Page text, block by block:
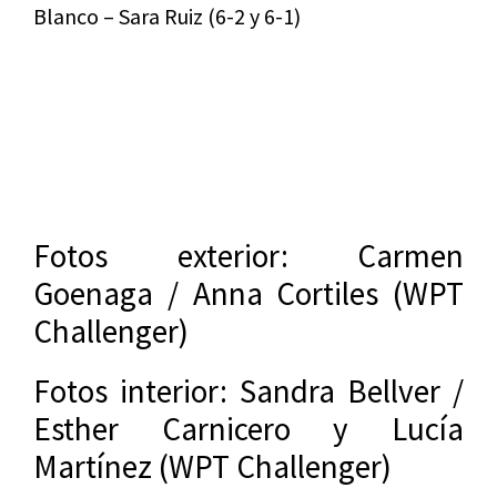
Blanco – Sara Ruiz (6-2 y 6-1)
Fotos exterior: Carmen
Goenaga / Anna Cortiles (WPT
Challenger)
Fotos interior: Sandra Bellver /
Esther Carnicero y Lucía
Martínez (WPT Challenger)